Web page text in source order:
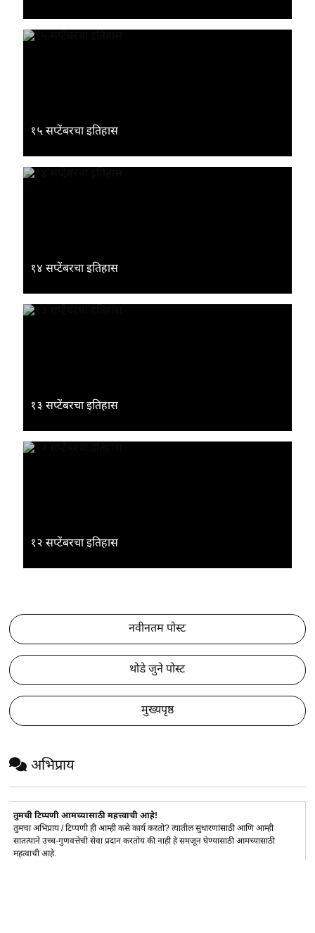
१५ सप्टेंबरचा इतिहास
१४ सप्टेंबरचा इतिहास
१३ सप्टेंबरचा इतिहास
१२ सप्टेंबरचा इतिहास
नवीनतम पोस्ट
थोडे जुने पोस्ट
मुख्यपृष्ठ
अभिप्राय
तुमची टिप्पणी आमच्यासाठी महत्त्वाची आहे!
तुमचा अभिप्राय / टिप्पणी ही आम्ही कसे कार्य करतो? त्यातील सुधारणांसाठी आणि आम्ही
सातत्याने उच्च-गुणवत्तेची सेवा प्रदान करतोय की नाही हे समजून घेण्यासाठी आमच्यासाठी
महत्वाची आहे.